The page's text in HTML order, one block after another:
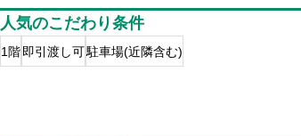
人気のこだわり条件
1階即引渡し可駐車場(近隣含む)